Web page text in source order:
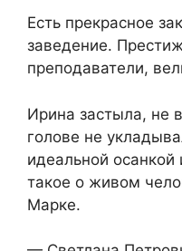
Есть прекрасное
заведение.
преподаватели,
Ирина застыла, не
голове не
идеальной
такое о живом
Марке.